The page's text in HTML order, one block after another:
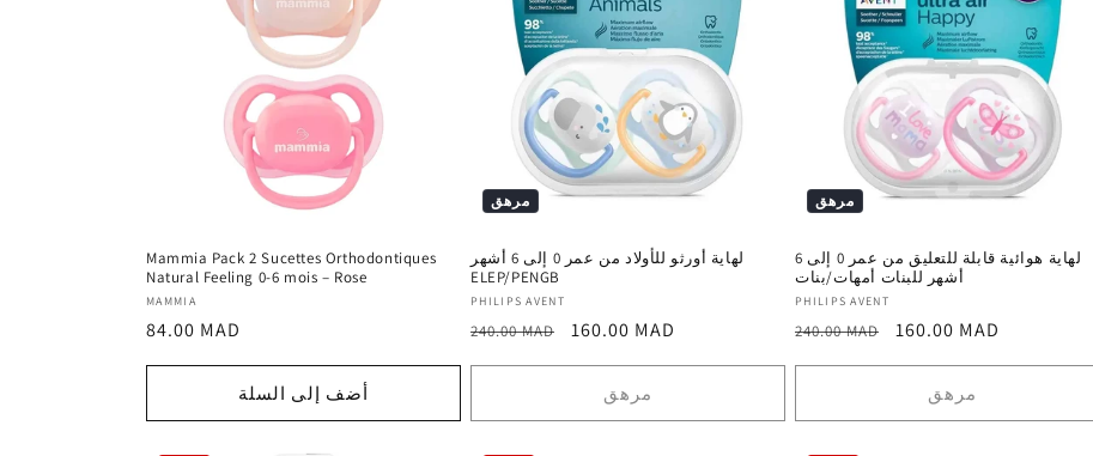
Mammia Pack 2 Sucettes Orthodontiques
Natural Feeling 0-6 mois – Rose
المورد
:
MAMMIA
السعر
84.00 MAD
أضف إلى السلة
مرهق
لهاية أورثو للأولاد من عمر 0 ​​إلى 6 أشهر
ELEP/PENGB
المورد
:
PHILIPS AVENT
السعر
240.00 MAD
سعر
160.00 MAD
مرهق
مرهق
لهاية هوائية قابلة للتعليق من عمر 0 ​​إلى 6
أشهر للبنات أمهات/بنات
المورد
:
PHILIPS AVENT
السعر
240.00 MAD
سعر
160.00 MAD
مرهق